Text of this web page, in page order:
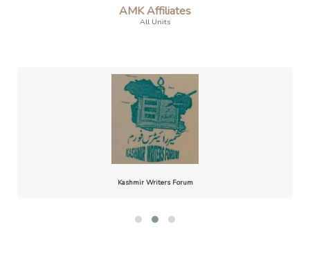
AMK Affiliates
All Units
Kashmir Writers Forum